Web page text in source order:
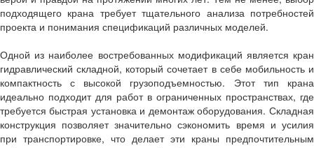
подходящего крана требует тщательного анализа потребностей
проекта и понимания спецификаций различных моделей.
Одной из наиболее востребованных модификаций является кран
гидравлический складной, который сочетает в себе мобильность и
компактность с высокой грузоподъемностью. Этот тип крана
идеально подходит для работ в ограниченных пространствах, где
требуется быстрая установка и демонтаж оборудования. Складная
конструкция позволяет значительно сэкономить время и усилия
при транспортировке, что делает эти краны предпочтительным